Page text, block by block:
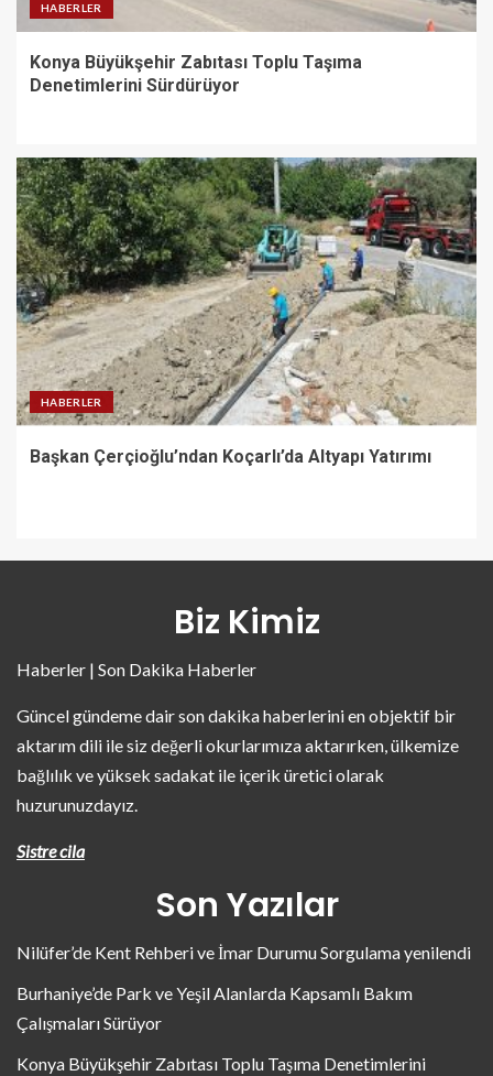
HABERLER
Konya Büyükşehir Zabıtası Toplu Taşıma
Denetimlerini Sürdürüyor
HABERLER
Başkan Çerçioğlu’ndan Koçarlı’da Altyapı Yatırımı
Biz Kimiz
Haberler | Son Dakika Haberler
Güncel gündeme dair son dakika haberlerini en objektif bir
aktarım dili ile siz değerli okurlarımıza aktarırken, ülkemize
bağlılık ve yüksek sadakat ile içerik üretici olarak
huzurunuzdayız.
Sistre cila
Son Yazılar
Nilüfer’de Kent Rehberi ve İmar Durumu Sorgulama yenilendi
Burhaniye’de Park ve Yeşil Alanlarda Kapsamlı Bakım
Çalışmaları Sürüyor
Konya Büyükşehir Zabıtası Toplu Taşıma Denetimlerini